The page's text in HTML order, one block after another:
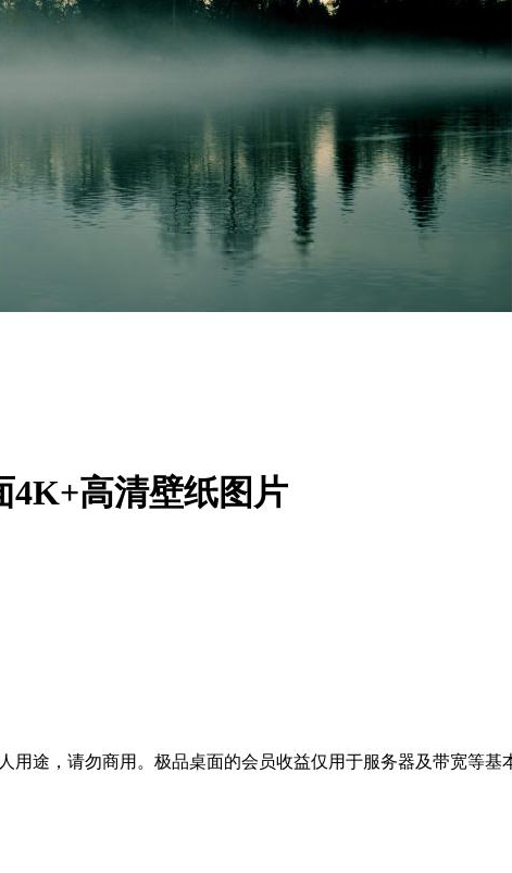
4K+高清壁纸图片
途，请勿商用。极品桌面的会员收益仅用于服务器及带宽等